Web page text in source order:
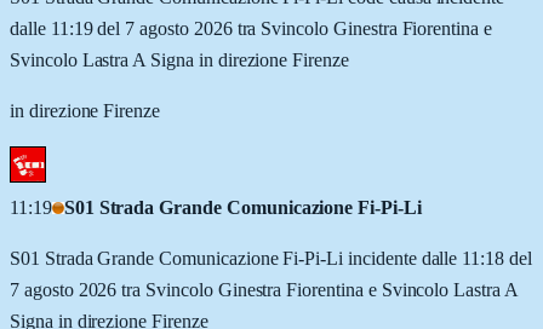
dalle 11:19 del 7 agosto 2026 tra Svincolo Ginestra Fiorentina e
Svincolo Lastra A Signa in direzione Firenze
in direzione Firenze
11:19 S01 Strada Grande Comunicazione Fi-Pi-Li
S01 Strada Grande Comunicazione Fi-Pi-Li incidente dalle 11:18 del
7 agosto 2026 tra Svincolo Ginestra Fiorentina e Svincolo Lastra A
Signa in direzione Firenze